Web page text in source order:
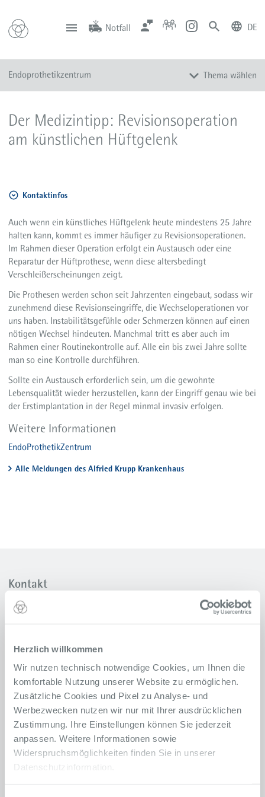
Herzlich willkommen
Wir nutzen technisch notwendige Cookies, um Ihnen die
komfortable Nutzung unserer Website zu ermöglichen.
Zusätzliche Cookies und Pixel zu Analyse- und
Werbezwecken nutzen wir nur mit Ihrer ausdrücklichen
Zustimmung. Ihre Einstellungen können Sie jederzeit
anpassen. Weitere Informationen sowie
Widerspruchsmöglichkeiten finden Sie in unserer
Datenschutzinformation.
Notfall
Notfall Zentrale Anfahrt
DE
Endoprothetikzentrum Thema wählen
Aktuelles
Der Medizintipp: Revisionsoperation
am künstlichen Hüftgelenk
Kontaktinfos
Auch wenn ein künstliches Hüftgelenk heute mindestens 25 Jahre
halten kann, kommt es immer häufiger zu Revisionsoperationen.
Im Rahmen dieser Operation erfolgt ein Austausch oder eine
Reparatur der Hüftprothese, wenn diese altersbedingt
Verschleißerscheinungen zeigt.
Die Prothesen werden schon seit Jahrzenten eingebaut, sodass wir
zunehmend diese Revisionseingriffe, die Wechseloperationen vor
uns haben. Instabilitätsgefühle oder Schmerzen können auf einen
nötigen Wechsel hindeuten. Manchmal tritt es aber auch im
Rahmen einer Routinekontrolle auf. Alle ein bis zwei Jahre sollte
man so eine Kontrolle durchführen.
Sollte ein Austausch erforderlich sein, um die gewohnte
Lebensqualität wieder herzustellen, kann der Eingriff genau wie bei
der Erstimplantation in der Regel minmal invasiv erfolgen.
Weitere Informationen
EndoProthetikZentrum
Alle Meldungen des Alfried Krupp Krankenhaus
Kontakt
Klinik für Orthopädie und Unfallchirurgie
Rüttenscheid
45131 Essen
Notfallnummer: 0201 434-1
Anfahrt
Sekretariat Rüttenscheid
Corinna Tertilt
Telefax0201 434-2572